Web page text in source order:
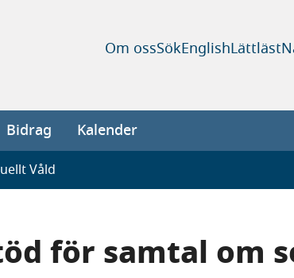
Om ossSökEnglishLättläst
Bidrag Kalender
Våld
för samtal om